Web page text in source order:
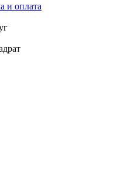
и оплата